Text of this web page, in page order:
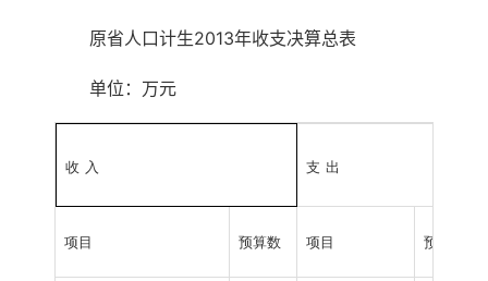
原省人口计生2013年收支决算总表
单位：万元
收 入 支 出
项目 预算数 项目 预算数